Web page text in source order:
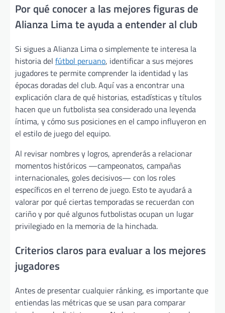
Por qué conocer a las mejores figuras de
Alianza Lima te ayuda a entender al club
Si sigues a Alianza Lima o simplemente te interesa la
historia del fútbol peruano, identificar a sus mejores
jugadores te permite comprender la identidad y las
épocas doradas del club. Aquí vas a encontrar una
explicación clara de qué historias, estadísticas y títulos
hacen que un futbolista sea considerado una leyenda
íntima, y cómo sus posiciones en el campo influyeron en
el estilo de juego del equipo.
Al revisar nombres y logros, aprenderás a relacionar
momentos históricos —campeonatos, campañas
internacionales, goles decisivos— con los roles
específicos en el terreno de juego. Esto te ayudará a
valorar por qué ciertas temporadas se recuerdan con
cariño y por qué algunos futbolistas ocupan un lugar
privilegiado en la memoria de la hinchada.
Criterios claros para evaluar a los mejores
jugadores
Antes de presentar cualquier ránking, es importante que
entiendas las métricas que se usan para comparar